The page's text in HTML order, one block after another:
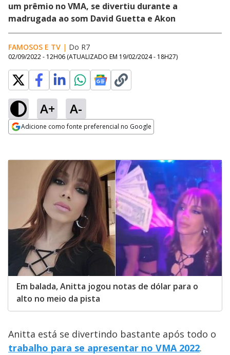
um prêmio no VMA, se divertiu durante a
madrugada ao som David Guetta e Akon
FAMOSOS E TV | Do R7
02/09/2022 - 12H06 (ATUALIZADO EM 19/02/2024 - 18H27)
A+ A-
Adicione como fonte preferencial no Google
Em balada, Anitta jogou notas de dólar para o
alto no meio da pista
Anitta está se divertindo bastante após todo o
trabalho para se apresentar no VMA 2022.